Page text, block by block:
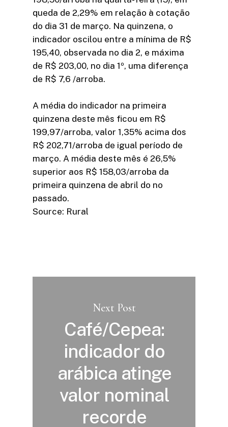
queda de 2,29% em relação à cotação
do dia 31 de março. Na quinzena, o
indicador oscilou entre a mínima de R$
195,40, observada no dia 2, e máxima
de R$ 203,00, no dia 1º, uma diferença
de R$ 7,6 /arroba.
A média do indicador na primeira
quinzena deste mês ficou em R$
199,97/arroba, valor 1,35% acima dos
R$ 202,71/arroba de igual período de
março. A média deste mês é 26,5%
superior aos R$ 158,03/arroba da
primeira quinzena de abril do no
passado.
Source: Rural
Next Post
Café/Cepea:
indicador do
arábica atinge
valor nominal
recorde